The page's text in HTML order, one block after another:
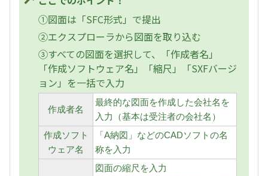
①図面は「SFC形式」で提出
②エクスプローラから図面を取り込む
③すべての図面を選択して、「作成者名」
「作成ソフトウェア名」「縮尺」「SXFバージ
ョン」を一括で入力
作成者名
最終的な図面を作成した会社名を
入力（基本は受注者の会社名）
作成ソフト
ウェア名
「A納図」などのCADソフトの名
称を入力
図面の縮尺を入力